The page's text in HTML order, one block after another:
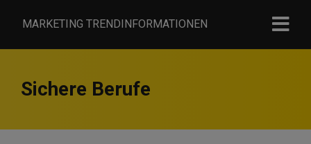
MARKETING TRENDINFORMATIONEN
Sichere Berufe